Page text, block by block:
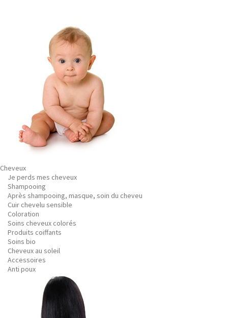
Cheveux
Je perds mes cheveux
Shampooing
Après shampooing, masque, soin du cheveu
Cuir chevelu sensible
Coloration
Soins cheveux colorés
Produits coiffants
Soins bio
Cheveux au soleil
Accessoires
Anti poux